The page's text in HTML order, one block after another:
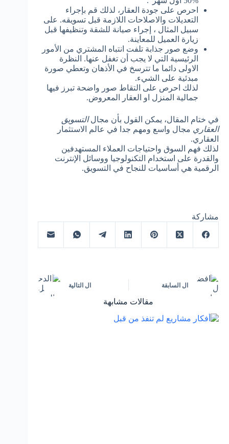
احرص على جودة العقار، لذلك قم بإجراء
التعديلات والاصلاحات اللازمة قبل تسويقه. على
سبيل المثال ، إجراء صيانة للشقة وتنظيفها قبل
زيارة العميل للمعاينة.
وضع صور جذابة تلفت انتباه المشتري من الأمور
الرئيسية التي لا يجب أن تغفل عنها. النظرة
الاولى دائما ما تترسخ في الأذهان وتعطي صورة
مبدئية على الشيء.
لذلك احرص على التقاط صور واضحة تبرز فيها
جمالية المنزل او العقار المعروض.
في ختام المقال، يمكن القول بأن مجالالتسويق
العقاري مجال واسع ومهم جدا في عالم الاستثمار
العقاري.
لذلك فهم السوق واحتياجات العملاء المستهدفين
والقدرة على استخدام التكنولوجيا ووسائل الإنترنت
الرقمية هي أساسيات للنجاح في التسويق.
مشاركة
ال السابقة ال التالية
مقالات مشابهة